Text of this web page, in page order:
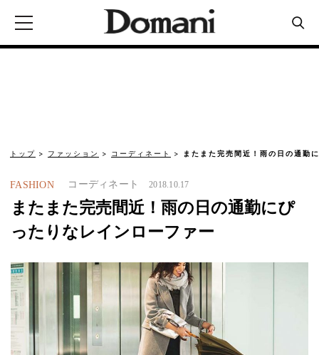
トップ ファッション コーディネート またまた完売間近！雨の日の通勤
FASHION コーディネート 2018.10.17
またまた完売間近！雨の日の通勤にぴ
ったりなレインローファー